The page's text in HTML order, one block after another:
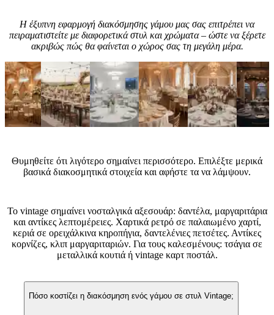
Η έξυπνη εφαρμογή διακόσμησης γάμου μας σας επιτρέπει να
πειραματιστείτε με διαφορετικά στυλ και χρώματα – ώστε να ξέρετε
ακριβώς πώς θα φαίνεται ο χώρος σας τη μεγάλη μέρα.
Θυμηθείτε ότι λιγότερο σημαίνει περισσότερο. Επιλέξτε μερικά
βασικά διακοσμητικά στοιχεία και αφήστε τα να λάμψουν.
Το vintage σημαίνει νοσταλγικά αξεσουάρ: δαντέλα, μαργαριτάρια
και αντίκες λεπτομέρειες. Χαρτικά ρετρό σε παλαιωμένο χαρτί,
κεριά σε ορειχάλκινα κηροπήγια, δαντελένιες πετσέτες. Αντίκες
κορνίζες, κλιπ μαργαριταριών. Για τους καλεσμένους: τσάγια σε
μεταλλικά κουτιά ή vintage καρτ ποστάλ.
Πόσο κοστίζει η διακόσμηση ενός γάμου σε στυλ Vintage;